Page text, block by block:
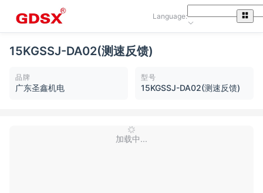
Language:
15KGSSJ-DA02(测速反馈)
品牌
广东圣鑫机电
型号
15KGSSJ-DA02(测速反馈)
加载中...